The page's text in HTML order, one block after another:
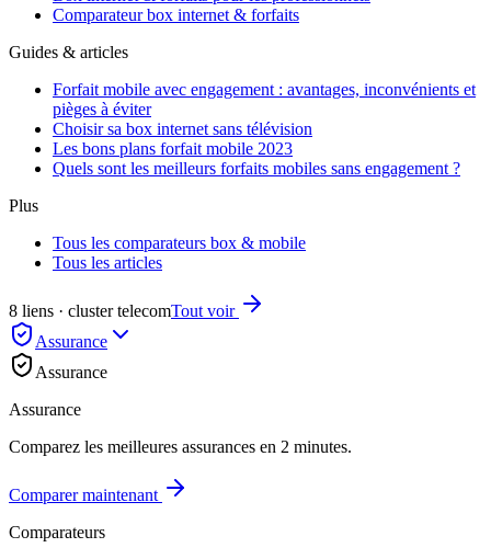
Comparateur box internet & forfaits
Guides & articles
Forfait mobile avec engagement : avantages, inconvénients et
pièges à éviter
Choisir sa box internet sans télévision
Les bons plans forfait mobile 2023
Quels sont les meilleurs forfaits mobiles sans engagement ?
Plus
Tous les comparateurs box & mobile
Tous les articles
8 liens · cluster telecomTout voir
Assurance
Assurance
Assurance
Comparez les meilleures assurances en 2 minutes.
Comparer maintenant
Comparateurs